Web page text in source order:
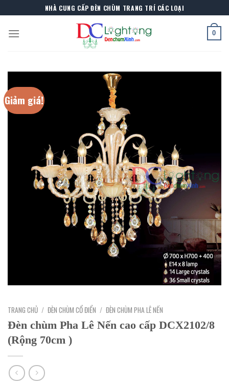
to
content
NHÀ CUNG CẤP ĐÈN CHÙM TRANG TRÍ CÁC LOẠI
0
Giảm giá!
TRANG CHỦ / ĐÈN CHÙM CỔ ĐIỂN / ĐÈN CHÙM PHA LÊ NẾN
Đèn chùm Pha Lê Nến cao cấp DCX2102/8
(Rộng 70cm )